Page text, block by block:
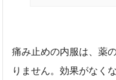
痛み止めの内服は、薬
りません。効果がなく